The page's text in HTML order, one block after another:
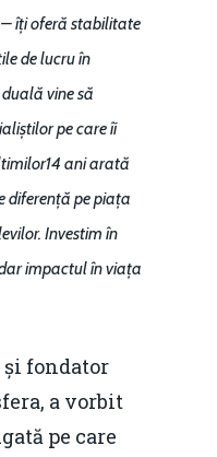
– îți oferă stabilitate
de lucru în
vine să
pe care îi
ani arată
diferență pe piața
Investim în
impactul în viața
și fondator
a vorbit
pe care